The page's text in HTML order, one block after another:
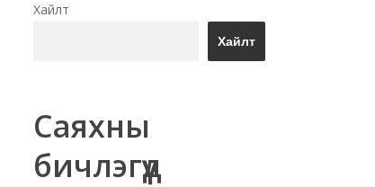
Хайлт
Хайлт
Саяхны
бичлэгүүд